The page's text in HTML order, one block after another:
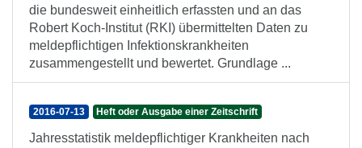
die bundesweit einheitlich erfassten und an das
Robert Koch-Institut (RKI) übermittelten Daten zu
meldepflichtigen Infektionskrankheiten
zusammengestellt und bewertet. Grundlage ...
2016-07-13 Heft oder Ausgabe einer Zeitschrift
Jahresstatistik meldepflichtiger Krankheiten nach